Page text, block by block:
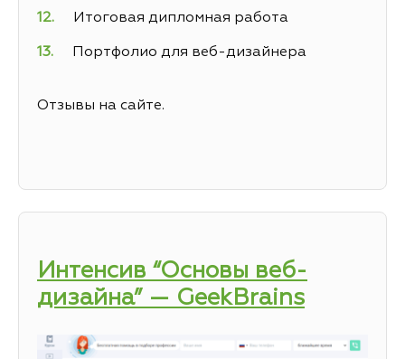
Итоговая дипломная работа
Портфолио для веб-дизайнера
Отзывы на сайте.
Интенсив “Основы веб-
дизайна” — GeekBrains